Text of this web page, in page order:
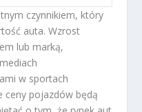
czynnikiem, który
auta. Wzrost
lub marką,
w sportach
ceny pojazdów będą